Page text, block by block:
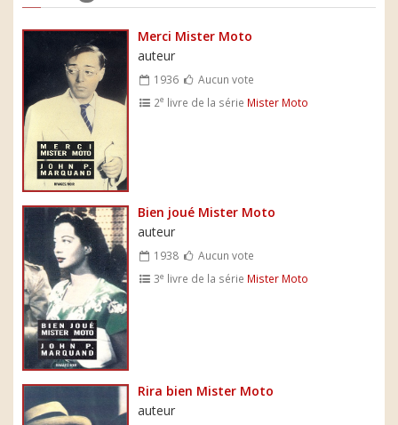
Merci Mister Moto
auteur
1936
Aucun vote
2e livre de la série Mister Moto
Bien joué Mister Moto
auteur
1938
Aucun vote
3e livre de la série Mister Moto
Rira bien Mister Moto
auteur